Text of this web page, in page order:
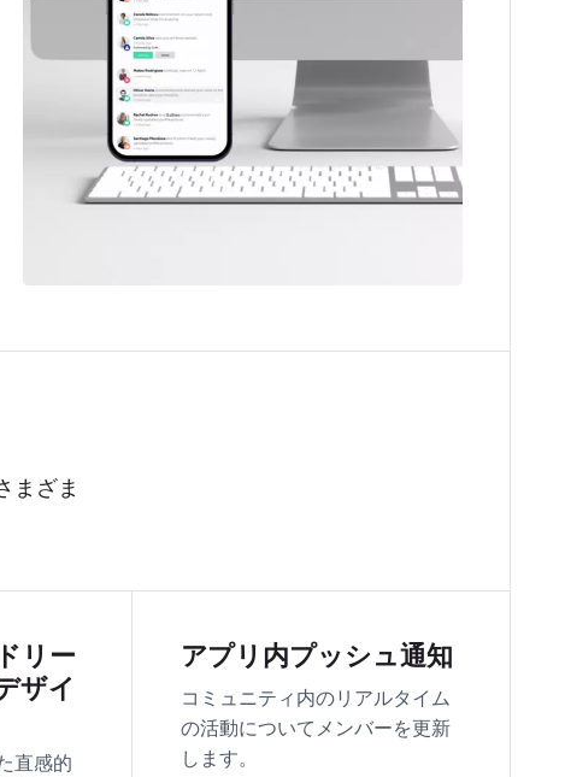
まざま
リー
ザイ
直感的
アプリ内プッシュ通知
コミュニティ内のリアルタイム
の活動についてメンバーを更新
します。